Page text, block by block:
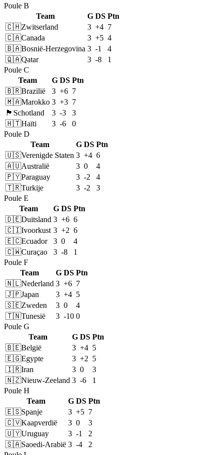
Poule B
Team
G DS Ptn
🇨🇭Zwitserland 3 +4 7
🇨🇦Canada 3 +5 4
🇧🇦Bosnië-Herzegovina 3 -1
4
🇶🇦Qatar 3 -8
1
Poule C
Team
G DS Ptn
🇧🇷Brazilië 3 +6 7
🇲🇦Marokko 3 +3 7
🏴󠁧󠁢󠁳󠁣󠁴󠁿 Schotland 3 -3
3
🇭🇹Haïti 3 -6
0
Poule D
Team
G DS Ptn
🇺🇸Verenigde Staten 3 +4 6
🇦🇺Australië 3 0
4
🇵🇾Paraguay 3 -2
4
🇹🇷Turkije 3 -2
3
Poule E
Team
G DS Ptn
🇩🇪Duitsland 3 +6 6
🇨🇮Ivoorkust 3 +2 6
🇪🇨Ecuador 3 0
4
🇨🇼Curaçao 3 -8
1
Poule F
Team
G DS Ptn
🇳🇱Nederland 3 +6 7
🇯🇵Japan 3 +4 5
🇸🇪Zweden 3 0
4
🇹🇳Tunesië 3 -10 0
Poule G
Team
G DS Ptn
🇧🇪België 3 +4 5
🇪🇬Egypte 3 +2 5
🇮🇷Iran 3 0
3
🇳🇿Nieuw-Zeeland 3 -6
1
Poule H
Team
G DS Ptn
🇪🇸Spanje 3 +5 7
🇨🇻Kaapverdië 3 0
3
🇺🇾Uruguay 3 -1
2
🇸🇦Saoedi-Arabië 3 -4
2